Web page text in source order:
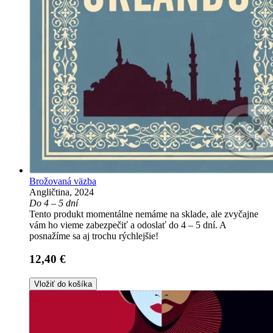
Brožovaná väzba
Angličtina, 2024
Do 4 – 5 dní
Tento produkt momentálne nemáme na sklade, ale zvyčajne
vám ho vieme zabezpečiť a odoslať do 4 – 5 dní. A
posnažíme sa aj trochu rýchlejšie!
12,40 €
Vložiť do košíka